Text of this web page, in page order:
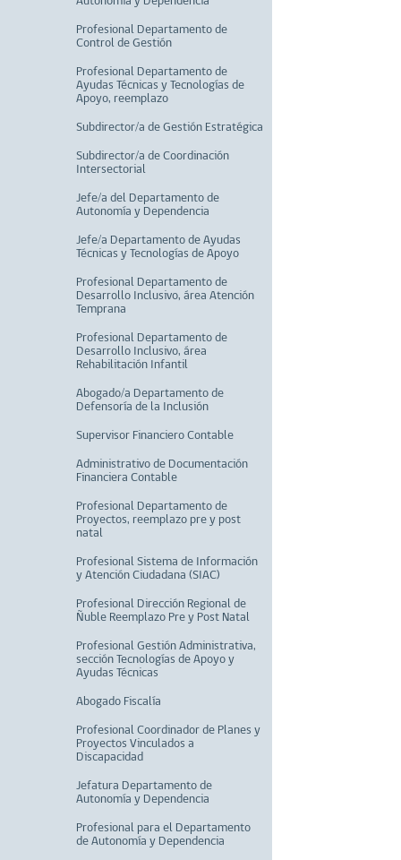
Profesional Departamento de
Control de Gestión
Profesional Departamento de
Ayudas Técnicas y Tecnologías de
Apoyo, reemplazo
Subdirector/a de Gestión Estratégica
Subdirector/a de Coordinación
Intersectorial
Jefe/a del Departamento de
Autonomía y Dependencia
Jefe/a Departamento de Ayudas
Técnicas y Tecnologías de Apoyo
Profesional Departamento de
Desarrollo Inclusivo, área Atención
Temprana
Profesional Departamento de
Desarrollo Inclusivo, área
Rehabilitación Infantil
Abogado/a Departamento de
Defensoría de la Inclusión
Supervisor Financiero Contable
Administrativo de Documentación
Financiera Contable
Profesional Departamento de
Proyectos, reemplazo pre y post
natal
Profesional Sistema de Información
y Atención Ciudadana (SIAC)
Profesional Dirección Regional de
Ñuble Reemplazo Pre y Post Natal
Profesional Gestión Administrativa,
sección Tecnologías de Apoyo y
Ayudas Técnicas
Abogado Fiscalía
Profesional Coordinador de Planes y
Proyectos Vinculados a
Discapacidad
Jefatura Departamento de
Autonomía y Dependencia
Profesional para el Departamento
de Autonomía y Dependencia